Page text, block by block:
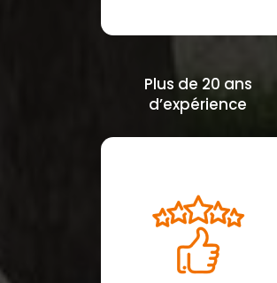
Plus de 20 ans
d’expérience